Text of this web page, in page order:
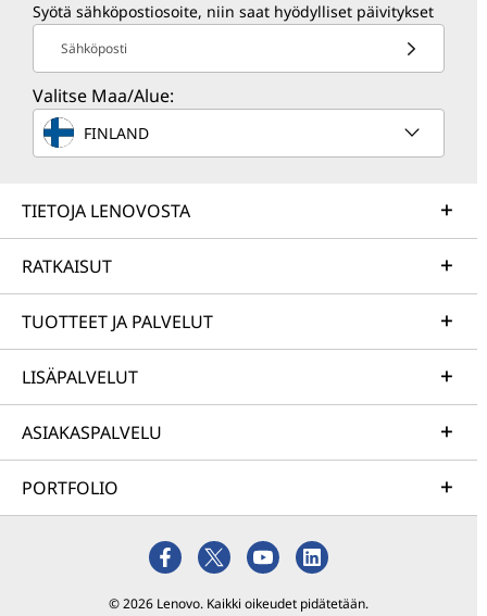
Syötä sähköpostiosoite, niin saat hyödylliset päivitykset
Sähköposti
Valitse Maa/Alue:
FINLAND
TIETOJA LENOVOSTA
RATKAISUT
TUOTTEET JA PALVELUT
LISÄPALVELUT
ASIAKASPALVELU
PORTFOLIO
© 2026 Lenovo. Kaikki oikeudet pidätetään.